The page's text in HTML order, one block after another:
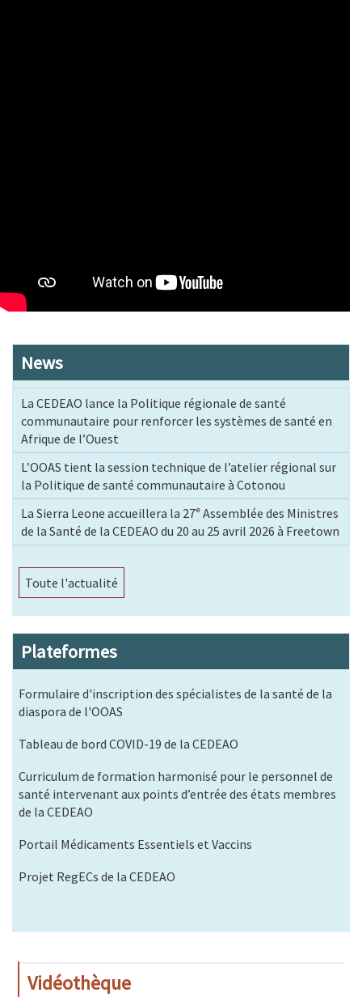
News
La CEDEAO lance la Politique régionale de santé
communautaire pour renforcer les systèmes de santé en
Afrique de l’Ouest
L’OOAS tient la session technique de l’atelier régional sur
la Politique de santé communautaire à Cotonou
La Sierra Leone accueillera la 27ᵉ Assemblée des Ministres
de la Santé de la CEDEAO du 20 au 25 avril 2026 à Freetown
Toute l'actualité
Plateformes
Formulaire d'inscription des spécialistes de la santé de la
diaspora de l'OOAS
Tableau de bord COVID-19 de la CEDEAO
Curriculum de formation harmonisé pour le personnel de
santé intervenant aux points d’entrée des états membres
de la CEDEAO
Portail Médicaments Essentiels et Vaccins
Projet RegECs de la CEDEAO
Vidéothèque